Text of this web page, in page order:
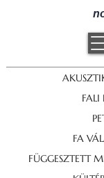
FALI
FA
FÜGGESZTETT